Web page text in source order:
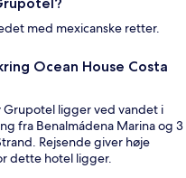
med mexicanske retter.
Ocean House Costa
Grupotel ligger ved vandet i
fra Benalmádena Marina og 3
Rejsende giver høje
dette hotel ligger.